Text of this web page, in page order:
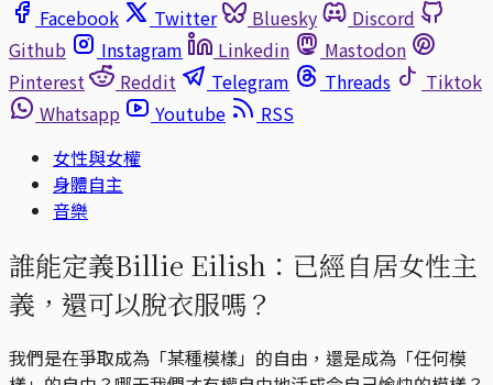
Facebook
Twitter Bluesky
Discord
Github
Instagram Linkedin
Mastodon
Pinterest
Reddit Telegram Threads
Tiktok
Whatsapp
Youtube
RSS
女性與女權
身體自主
音樂
誰能定義Billie Eilish：已經自居女性主
義，還可以脫衣服嗎？
我們是在爭取成為「某種模樣」的自由，還是成為「任何模